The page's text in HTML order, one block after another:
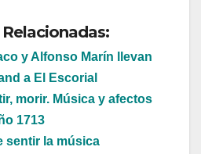
y Alfonso Marín llevan
a El Escorial
morir. Música y afectos
1713
sentir la música